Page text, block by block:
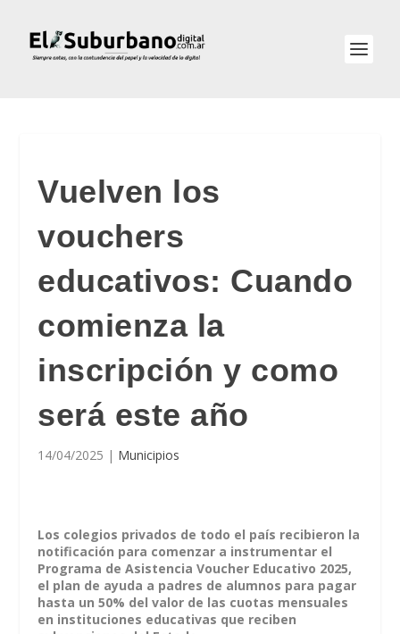
Vuelven los
vouchers
educativos: Cuando
comienza la
inscripción y como
será este año
14/04/2025 | Municipios
Los colegios privados de todo el país recibieron la
notificación para comenzar a instrumentar el
Programa de Asistencia Voucher Educativo 2025,
el plan de ayuda a padres de alumnos para pagar
hasta un 50% del valor de las cuotas mensuales
en instituciones educativas que reciben